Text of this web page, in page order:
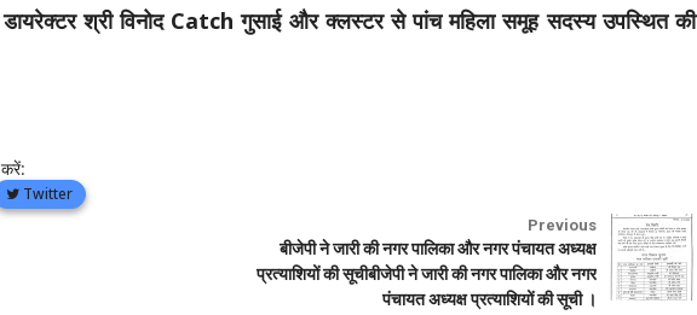
श्री विनोद Catch गुसाई और क्लस्टर से पांच महिला समूह सदस्य उपस्थित की
Twitter
Previous
बीजेपी ने जारी की नगर पालिका और नगर पंचायत अध्यक्ष
प्रत्याशियों की सूचीबीजेपी ने जारी की नगर पालिका और नगर
पंचायत अध्यक्ष प्रत्याशियों की सूची ।